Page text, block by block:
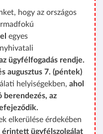
hogy az országos
egyes
ügyfélfogadás rendje.
augusztus 7. (péntek)
helyiségekben, ahol
berendezés, az
elkerülése érdekében
érintett ügyfélszolgálat